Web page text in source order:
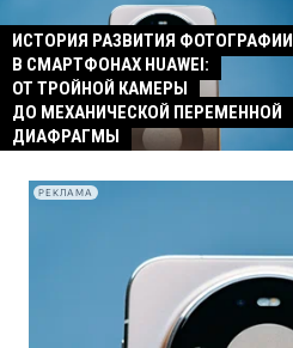
ИСТОРИЯ РАЗВИТИЯ ФОТОГРАФИИ
В СМАРТФОНАХ HUAWEI:
ОТ ТРОЙНОЙ КАМЕРЫ
ДО МЕХАНИЧЕСКОЙ ПЕРЕМЕННОЙ
ДИАФРАГМЫ
РЕКЛАМА